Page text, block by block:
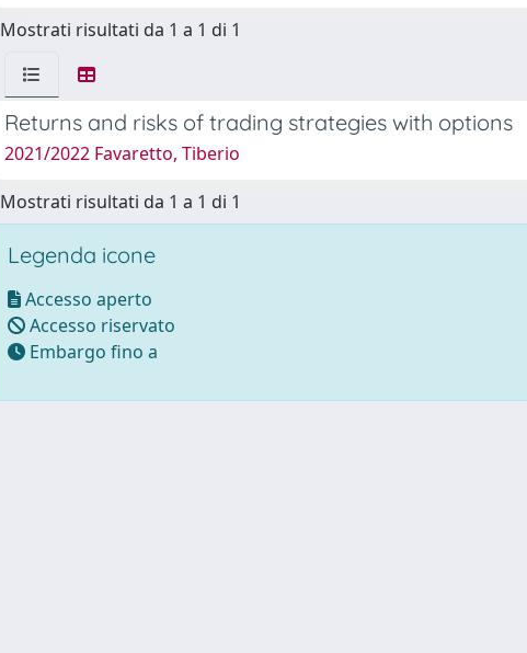
Mostrati risultati da 1 a 1 di 1
Returns and risks of trading strategies with options
2021/2022 Favaretto, Tiberio
Mostrati risultati da 1 a 1 di 1
Legenda icone
Accesso aperto
Accesso riservato
Embargo fino a